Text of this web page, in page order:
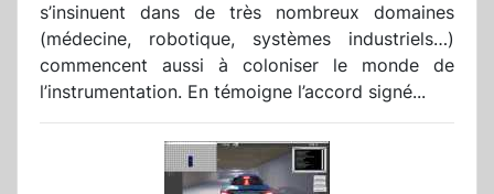
s’insinuent dans de très nombreux domaines
(médecine, robotique, systèmes industriels…)
commencent aussi à coloniser le monde de
l’instrumentation. En témoigne l’accord signé...